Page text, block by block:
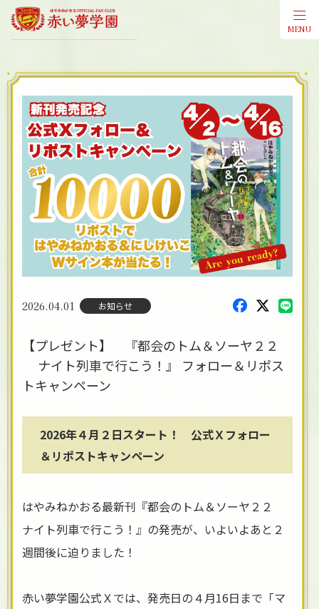
MENU
会員登録
2026.04.01 お知らせ
【プレゼント】 『都会のトム＆ソーヤ２２
ナイト列車で行こう！』 フォロー＆リポス
トキャンペーン
2026年４月２日スタート！ 公式Ｘフォロー
＆リポストキャンペーン
はやみねかおる最新刊『都会のトム＆ソーヤ２２
ナイト列車で行こう！』の発売が、いよいよあと２
週間後に迫りました！
赤い夢学園公式Ｘでは、発売日の４月16日まで「マ